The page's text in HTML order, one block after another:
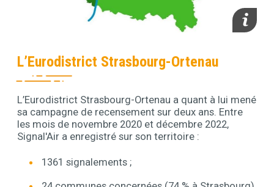
L’Eurodistrict Strasbourg-Ortenau
Contenu
L’Eurodistrict Strasbourg-Ortenau a quant à lui mené
sa campagne de recensement sur deux ans. Entre
les mois de novembre 2020 et décembre 2022,
Signal'Air a enregistré sur son territoire :
1361 signalements ;